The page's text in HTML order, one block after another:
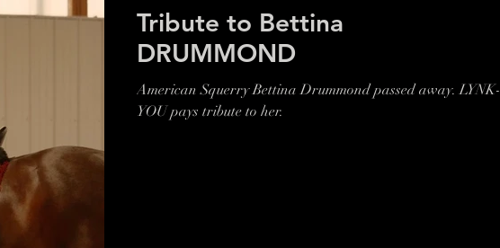
Tribute to Bettina
DRUMMOND
American Squerry Bettina Drummond passed away. LYNK-
YOU pays tribute to her.